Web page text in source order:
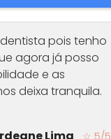
pois tenho
agora já posso
e as
deixa tranquila.